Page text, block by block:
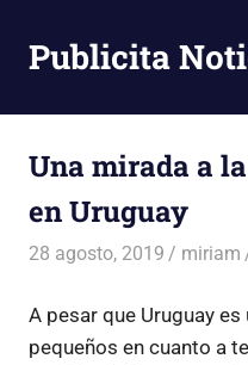
contenido
Publicita
Una mirada a
en Uruguay
28 agosto, 2019 miriam
A pesar que Uruguay
pequeños en cuanto a